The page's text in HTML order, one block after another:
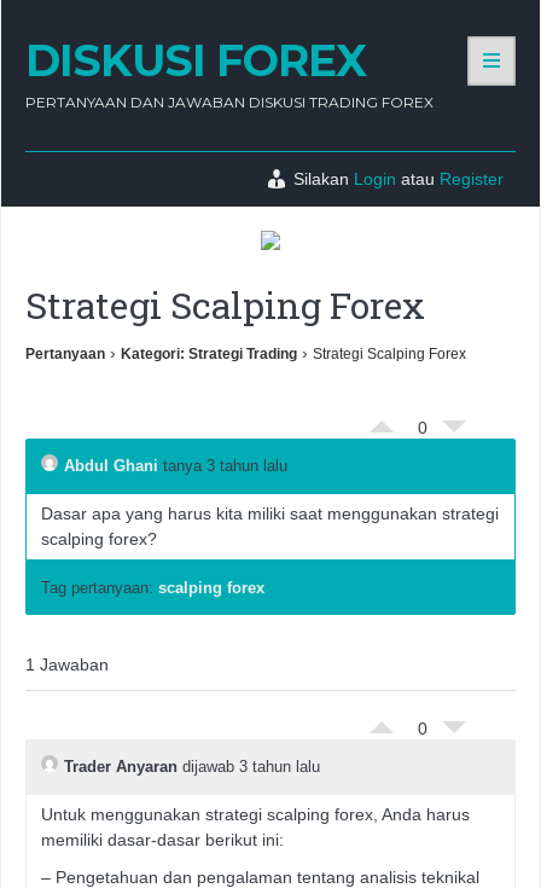
DISKUSI FOREX
PERTANYAAN DAN JAWABAN DISKUSI TRADING FOREX
Silakan Login atau Register
Strategi Scalping Forex
Pertanyaan › Kategori: Strategi Trading › Strategi Scalping Forex
0
Abdul Ghani tanya 3 tahun lalu
Dasar apa yang harus kita miliki saat menggunakan strategi
scalping forex?
Tag pertanyaan: scalping forex
1 Jawaban
0
Trader Anyaran dijawab 3 tahun lalu
Untuk menggunakan strategi scalping forex, Anda harus
memiliki dasar-dasar berikut ini:
– Pengetahuan dan pengalaman tentang analisis teknikal